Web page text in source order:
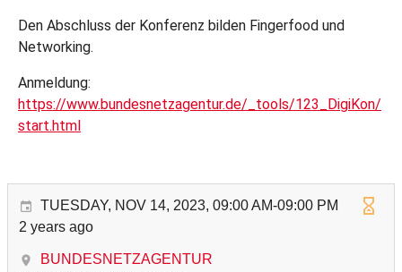
Den Abschluss der Konferenz bilden Fingerfood und
Networking.
Anmeldung:
https://www.bundesnetzagentur.de/_tools/123_DigiKon/
start.html
TUESDAY, NOV 14, 2023, 09:00 AM-09:00 PM
2 years ago
BUNDESNETZAGENTUR